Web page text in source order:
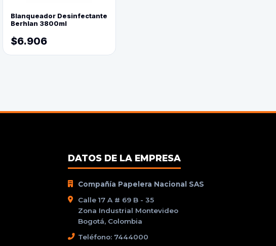
Blanqueador Desinfectante
Berhlan 3800ml
$6.906
DATOS DE LA EMPRESA
Compañía Papelera Nacional SAS
Calle 17 A # 69 B - 35
Zona Industrial Montevideo
Bogotá, Colombia
Teléfono: 7444000